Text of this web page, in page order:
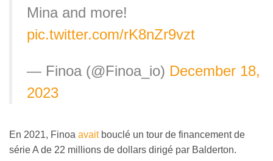
Mina and more!
pic.twitter.com/rK8nZr9vzt
— Finoa (@Finoa_io) December 18,
2023
En 2021, Finoa avaitbouclé un tour de financement de
série A de 22 millions de dollars dirigé par Balderton.